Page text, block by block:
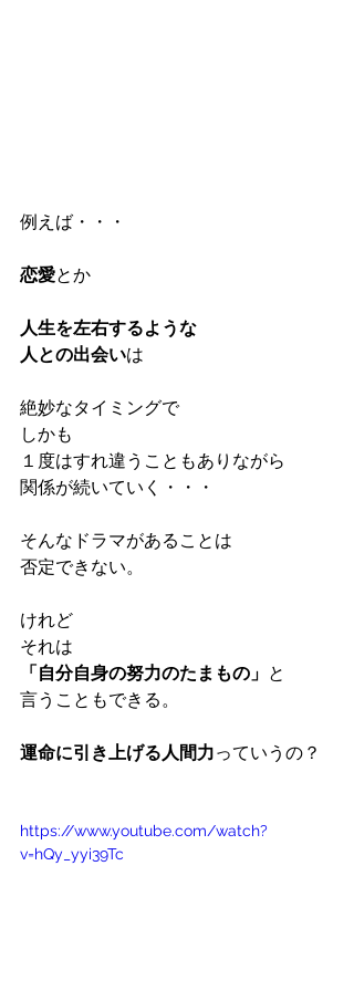
例えば・・・
恋愛とか
人生を左右するような
人との出会いは
絶妙なタイミングで
しかも
１度はすれ違うこともありながら
関係が続いていく・・・
そんなドラマがあることは
否定できない。
けれど
それは
「自分自身の努力のたまもの」 と
言うこともできる。
運命に引き上げる人間力っていうの？
https://www.youtube.com/watch?
v=hQy_yyi39Tc